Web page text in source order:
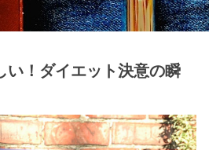
い！ダイエット決意の瞬